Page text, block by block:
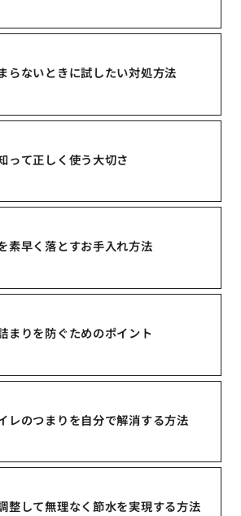
らないときに試したい対処方法
って正しく使う大切さ
素早く落とすお手入れ方法
まりを防ぐためのポイント
レのつまりを自分で解消する方法
整して無理なく節水を実現する方法